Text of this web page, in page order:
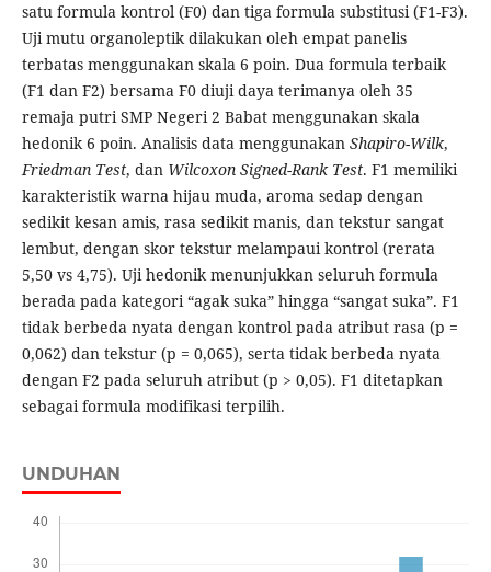
satu formula kontrol (F0) dan tiga formula substitusi (F1-F3).
Uji mutu organoleptik dilakukan oleh empat panelis
terbatas menggunakan skala 6 poin. Dua formula terbaik
(F1 dan F2) bersama F0 diuji daya terimanya oleh 35
remaja putri SMP Negeri 2 Babat menggunakan skala
hedonik 6 poin. Analisis data menggunakan Shapiro-Wilk,
Friedman Test, dan Wilcoxon Signed-Rank Test. F1 memiliki
karakteristik warna hijau muda, aroma sedap dengan
sedikit kesan amis, rasa sedikit manis, dan tekstur sangat
lembut, dengan skor tekstur melampaui kontrol (rerata
5,50 vs 4,75). Uji hedonik menunjukkan seluruh formula
berada pada kategori “agak suka” hingga “sangat suka”. F1
tidak berbeda nyata dengan kontrol pada atribut rasa (p =
0,062) dan tekstur (p = 0,065), serta tidak berbeda nyata
dengan F2 pada seluruh atribut (p > 0,05). F1 ditetapkan
sebagai formula modifikasi terpilih.
UNDUHAN